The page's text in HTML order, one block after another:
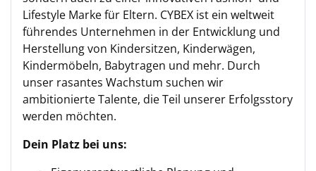
Lifestyle Marke für Eltern. CYBEX ist ein weltweit
führendes Unternehmen in der Entwicklung und
Herstellung von Kindersitzen, Kinderwägen,
Kindermöbeln, Babytragen und mehr. Durch
unser rasantes Wachstum suchen wir
ambitionierte Talente, die Teil unserer Erfolgsstory
werden möchten.
Dein Platz bei uns: